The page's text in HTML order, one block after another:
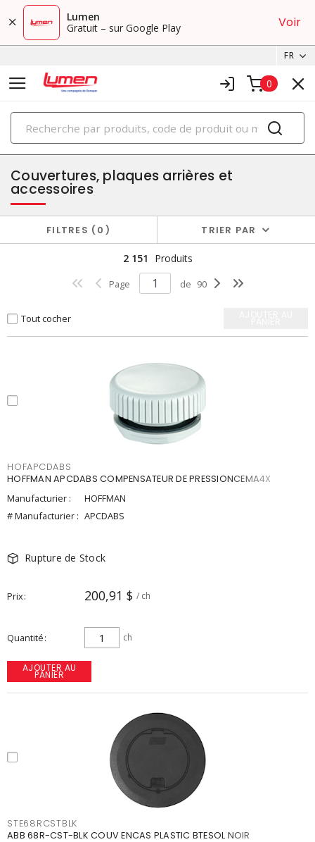
Lumen
Gratuit – sur Google Play
Voir
FR
0
PRODUITS
cabinets
Couvertures, plaques arrières et
accessoires
FILTRES 0 TRIER PAR
2 151 Produits
Page de 90
Tout cocher
HOFAPCDABS
HOFFMAN APCDABS COMPENSATEUR DE PRESSIONCEMA4X
Manufacturier :
HOFFMAN
# Manufacturier : APCDABS
Rupture de Stock
Prix 200,91 $ / ch
Quantité ch
AJOUTER AU
PANIER
STE68RCSTBLK
ABB 68R-CST-BLK COUV ENCAS PLASTIC BTESOL NOIR